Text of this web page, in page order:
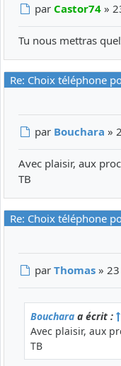
Message
par Castor74 »
Tu nous mettras
Re: Choix téléphone
Message
par Bouchara »
Avec plaisir, aux
TB
Re: Choix téléphone
Message
parThomas »
Bouchara a écrit :
Avec plaisir, aux
TB